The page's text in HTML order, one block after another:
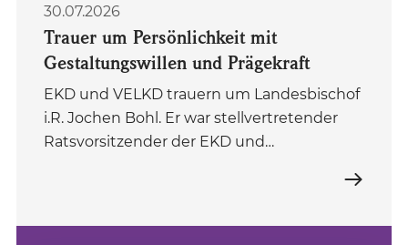
30.07.2026
Trauer um Persönlichkeit mit
Gestaltungswillen und Prägekraft
EKD und VELKD trauern um Landesbischof
i.R. Jochen Bohl. Er war stellvertretender
Ratsvorsitzender der EKD und…